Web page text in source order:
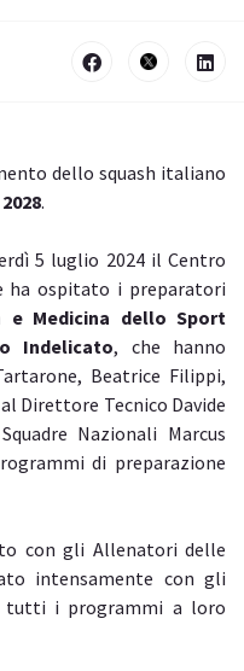
dello squash italiano
.
5 luglio 2024 il Centro
ha ospitato i preparatori
Medicina dello Sport
Indelicato, che hanno
Beatrice Filippi,
Direttore Tecnico Davide
Nazionali Marcus
di preparazione
con gli Allenatori delle
intensamente con gli
i programmi a loro